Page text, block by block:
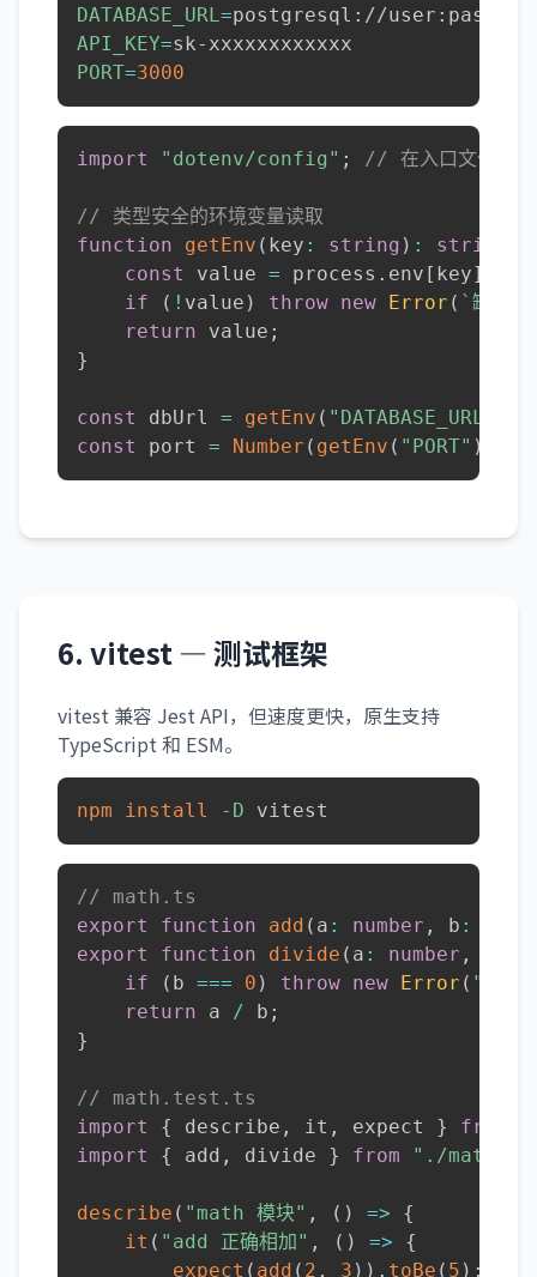
DATABASE_URL=
API_KEY=
PORT=3000
import "dotenv/config" ; // 在入口文件顶部
// 类型安全的环境变量读取
function
getEnv ( key : string ) : string
const
value = process . env [ key]
if
( ! value ) throw new Error ( ` 缺少
return value ;
}
const dbUrl = getEnv ( "DATABASE_URL"
const
port = Number ( getEnv ( "PORT" )
6. vitest — 测试框架
vitest 兼容 Jest API，但速度更快，原生支持
TypeScript 和 ESM。
npm install -D vitest
// math.ts
export
function add ( a : number , b :
export
function divide ( a : number ,
if
( b === 0 ) throw new Error ( "除数
return a / b ;
}
// math.test.ts
import
{ describe , it , expect } from
import
{ add , divide } from "./math"
describe ( "math 模块" , ( ) =>
{
it ( "add 正确相加" , ( ) =>
{
expect ( add ( 2 , 3 ) ) . toBe ( 5 ) ;